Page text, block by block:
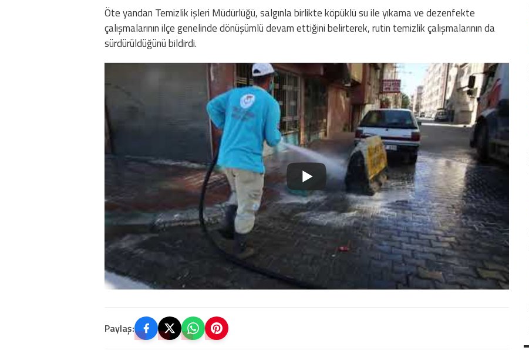
Öte yandan Temizlik işleri Müdürlüğü, salgınla birlikte köpüklü su ile yıkama ve dezenfekte
çalışmalarının ilçe genelinde dönüşümlü devam ettiğini belirterek, rutin temizlik çalışmalarının da
sürdürüldüğünü bildirdi.
Paylaş: